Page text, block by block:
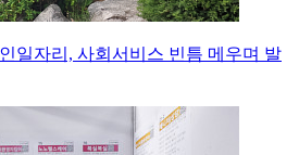
일자리, 사회서비스 빈틈 메우며 발